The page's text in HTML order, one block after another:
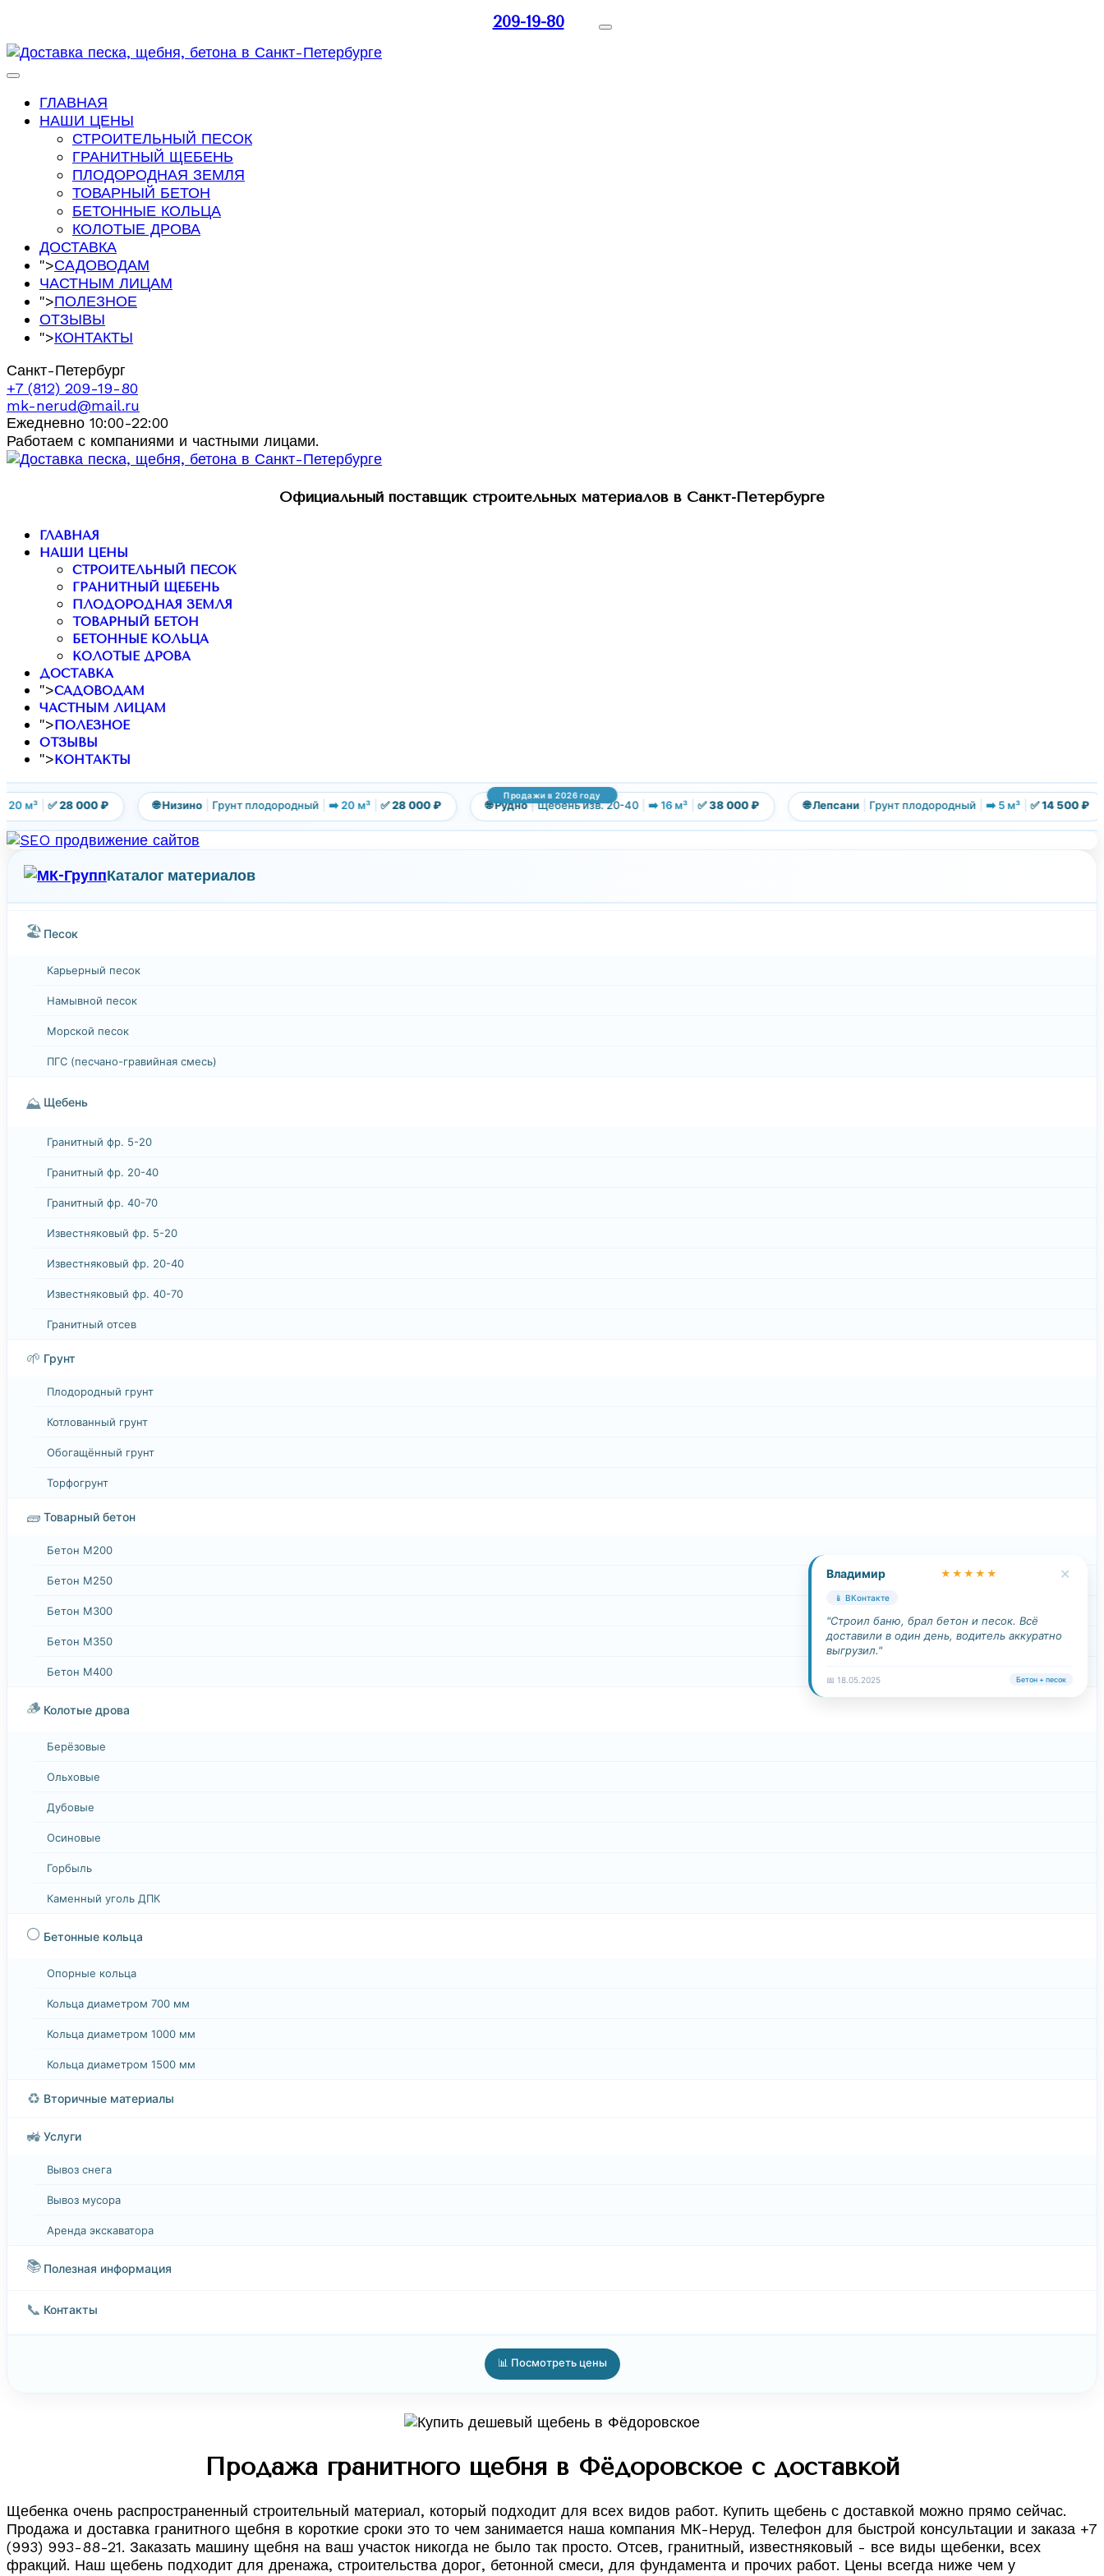
209-19-80
ГЛАВНАЯ
НАШИ ЦЕНЫ
СТРОИТЕЛЬНЫЙ ПЕСОК
ГРАНИТНЫЙ ЩЕБЕНЬ
ПЛОДОРОДНАЯ ЗЕМЛЯ
ТОВАРНЫЙ БЕТОН
БЕТОННЫЕ КОЛЬЦА
КОЛОТЫЕ ДРОВА
ДОСТАВКА
">САДОВОДАМ
ЧАСТНЫМ ЛИЦАМ
">ПОЛЕЗНОЕ
ОТЗЫВЫ
">КОНТАКТЫ
Санкт-Петербург
+7 (812) 209-19-80
mk-nerud@mail.ru
Ежедневно 10:00-22:00
Работаем с компаниями и частными лицами.
Официальный поставщик строительных материалов в Санкт-Петербурге
ГЛАВНАЯ
НАШИ ЦЕНЫ
СТРОИТЕЛЬНЫЙ ПЕСОК
ГРАНИТНЫЙ ЩЕБЕНЬ
ПЛОДОРОДНАЯ ЗЕМЛЯ
ТОВАРНЫЙ БЕТОН
БЕТОННЫЕ КОЛЬЦА
КОЛОТЫЕ ДРОВА
ДОСТАВКА
">САДОВОДАМ
ЧАСТНЫМ ЛИЦАМ
">ПОЛЕЗНОЕ
ОТЗЫВЫ
">КОНТАКТЫ
Продажи в 2026 году
м³ | ✅ 28 000 ₽ 🌐 Низино | Грунт плодородный | ➡️ 20 м³ | ✅ 28 000 ₽ 🌐 Рудно | Щебень изв. 20-40 | ➡️ 16 м³ | ✅ 38 000 ₽ 🌐 Лепсани | Грунт плодородный | ➡️ 5 м³ | ✅ 14 500 ₽
Владимир ★★★★★ ✕
📱 ВКонтакте
"Строил баню, брал бетон и песок. Всё
доставили в один день, водитель аккуратно
выгрузил."
📅 18.05.2025 Бетон + песок
Каталог материалов
🏖️ Песок
Карьерный песок
Намывной песок
Морской песок
ПГС (песчано-гравийная смесь)
⛰️ Щебень
Гранитный фр. 5-20
Гранитный фр. 20-40
Гранитный фр. 40-70
Известняковый фр. 5-20
Известняковый фр. 20-40
Известняковый фр. 40-70
Гранитный отсев
🌱 Грунт
Плодородный грунт
Котлованный грунт
Обогащённый грунт
Торфогрунт
🧱 Товарный бетон
Бетон М200
Бетон М250
Бетон М300
Бетон М350
Бетон М400
🪵 Колотые дрова
Берёзовые
Ольховые
Дубовые
Осиновые
Горбыль
Каменный уголь ДПК
⚪ Бетонные кольца
Опорные кольца
Кольца диаметром 700 мм
Кольца диаметром 1000 мм
Кольца диаметром 1500 мм
♻️ Вторичные материалы
🚜 Услуги
Вывоз снега
Вывоз мусора
Аренда экскаватора
📚 Полезная информация
📞 Контакты
📊 Посмотреть цены
Продажа гранитного щебня в Фёдоровское с доставкой
Щебенка очень распространенный строительный материал, который подходит для всех видов работ. Купить щебень с доставкой можно прямо сейчас.
Продажа и доставка гранитного щебня в короткие сроки это то чем занимается наша компания МК-Неруд. Телефон для быстрой консультации и заказа +7
(993) 993-88-21. Заказать машину щебня на ваш участок никогда не было так просто. Отсев, гранитный, известняковый - все виды щебенки, всех
фракций. Наш щебень подходит для дренажа, строительства дорог, бетонной смеси, для фундамента и прочих работ. Цены всегда ниже чем у